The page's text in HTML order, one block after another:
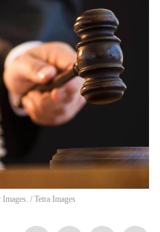
/ Tetra Images